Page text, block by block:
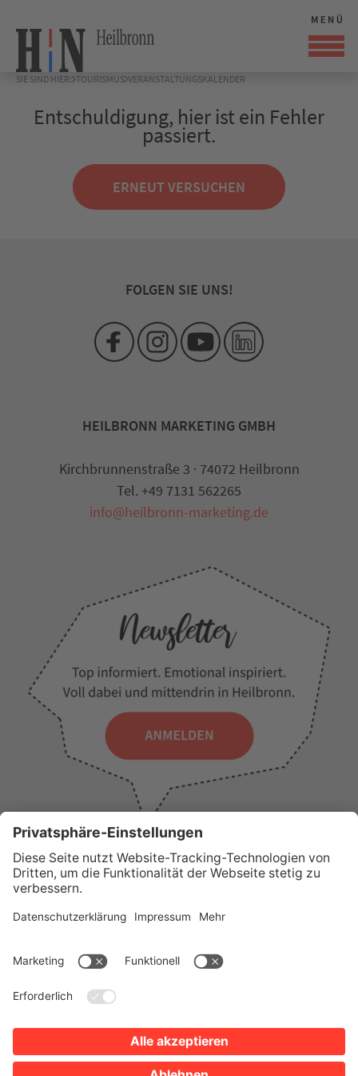
SIE SIND HIER: TOURISMUS VERANSTALTUNGSKALENDER
Entschuldigung, hier ist ein Fehler
passiert.
ERNEUT VERSUCHEN
FOLGEN SIE UNS!
WICHTIGE LINKS
PresseWir über unsTourist-Information
Erklärung zur Barrierefreiheit
Impressum
HEILBRONN MARKETING GMBH
Kirchbrunnenstraße 3 · 74072 Heilbronn
Tel. +49 7131 562265
info@heilbronn-marketing.de